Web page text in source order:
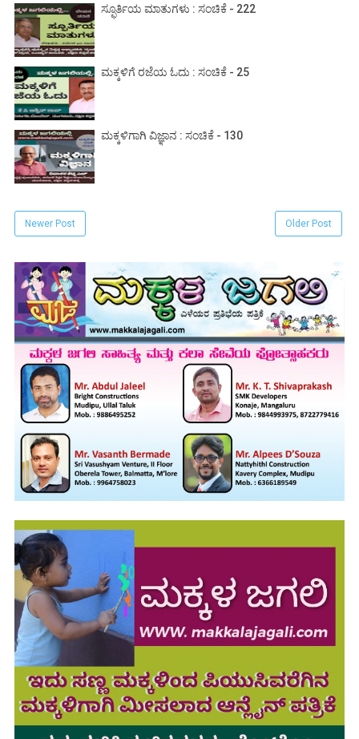
ಸ್ಫೂರ್ತಿಯ ಮಾತುಗಳು : ಸಂಚಿಕೆ - 222
ಮಕ್ಕಳಿಗೆ ರಜೆಯ ಓದು : ಸಂಚಿಕೆ - 25
ಮಕ್ಕಳಿಗಾಗಿ ವಿಜ್ಞಾನ : ಸಂಚಿಕೆ - 130
Newer Post Older Post